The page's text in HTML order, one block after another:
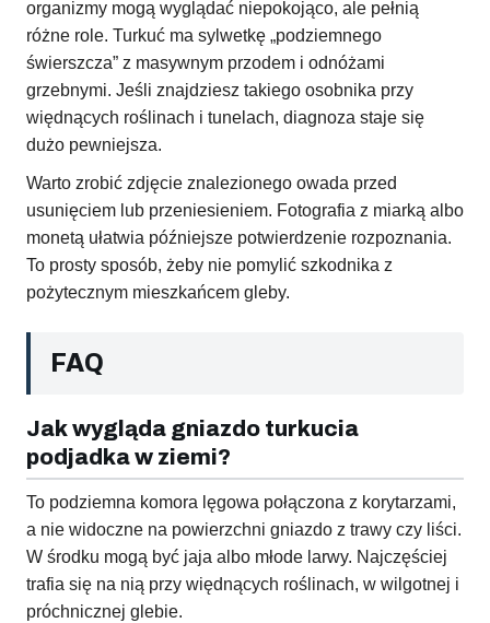
organizmy mogą wyglądać niepokojąco, ale pełnią
różne role. Turkuć ma sylwetkę „podziemnego
świerszcza” z masywnym przodem i odnóżami
grzebnymi. Jeśli znajdziesz takiego osobnika przy
więdnących roślinach i tunelach, diagnoza staje się
dużo pewniejsza.
Warto zrobić zdjęcie znalezionego owada przed
usunięciem lub przeniesieniem. Fotografia z miarką albo
monetą ułatwia późniejsze potwierdzenie rozpoznania.
To prosty sposób, żeby nie pomylić szkodnika z
pożytecznym mieszkańcem gleby.
FAQ
Jak wygląda gniazdo turkucia
podjadka w ziemi?
To podziemna komora lęgowa połączona z korytarzami,
a nie widoczne na powierzchni gniazdo z trawy czy liści.
W środku mogą być jaja albo młode larwy. Najczęściej
trafia się na nią przy więdnących roślinach, w wilgotnej i
próchnicznej glebie.